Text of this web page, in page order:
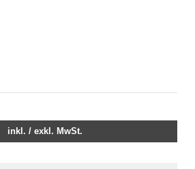
inkl. / exkl. MwSt.